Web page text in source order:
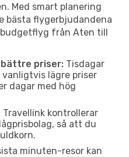
Med smart planering
bästa flygerbjudandena
från Aten till
priser: Tisdagar
lägre priser
dagar med hög
Travellink kontrollerar
så att du
minuten-resor kan